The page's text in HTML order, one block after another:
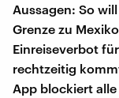
Aussagen: So
Grenze zu
Einreiseverbot
rechtzeitig
App blockiert